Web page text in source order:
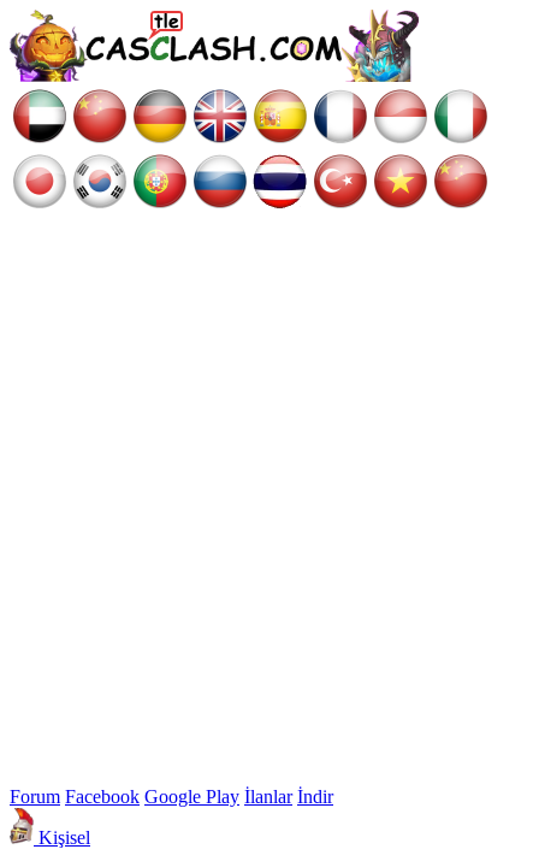
Forum Facebook Google Play İlanlar İndir
Kişisel